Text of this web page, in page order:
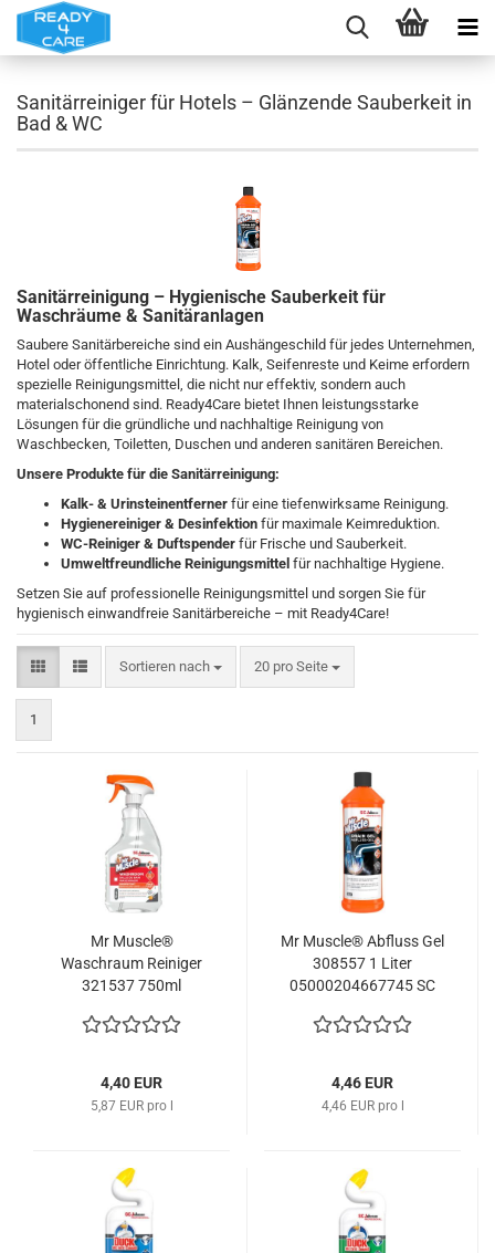
Sanitärreiniger für Hotels – Glänzende Sauberkeit in
Bad & WC
Sanitärreinigung – Hygienische Sauberkeit für
Waschräume & Sanitäranlagen
Saubere Sanitärbereiche sind ein Aushängeschild für jedes Unternehmen,
Hotel oder öffentliche Einrichtung. Kalk, Seifenreste und Keime erfordern
spezielle Reinigungsmittel, die nicht nur effektiv, sondern auch
materialschonend sind. Ready4Care bietet Ihnen leistungsstarke
Lösungen für die gründliche und nachhaltige Reinigung von
Waschbecken, Toiletten, Duschen und anderen sanitären Bereichen.
Unsere Produkte für die Sanitärreinigung:
Kalk- & Urinsteinentferner für eine tiefenwirksame Reinigung.
Hygienereiniger & Desinfektion für maximale Keimreduktion.
WC-Reiniger & Duftspender für Frische und Sauberkeit.
Umweltfreundliche Reinigungsmittel für nachhaltige Hygiene.
Setzen Sie auf professionelle Reinigungsmittel und sorgen Sie für
hygienisch einwandfreie Sanitärbereiche – mit Ready4Care!
Sortieren nach
Sortieren nach 20 pro Seite
pro Seite
1
Mr Muscle®
Waschraum Reiniger
321537 750ml
Johnson
4,40 EUR
5,87 EUR pro l
Mr Muscle® Abfluss Gel
308557 1 Liter
05000204667745 SC
4,46 EUR
4,46 EUR pro l